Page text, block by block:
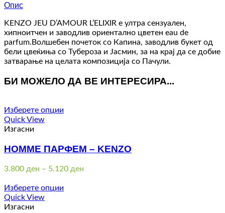
Опис
KENZO JEU D’AMOUR L’ELIXIR e ултра сензуален,
хипноитчен и заводлив ориентално цветен eau de
parfum.Волшебен почеток со Капина, заводлив букет од
бели цвеќиња со Тубероза и Јасмин, за на крај да се добие
затварање на целата композиција со Пачули.
БИ МОЖЕЛО ДА ВЕ ИНТЕРЕСИРА...
Изберете опции
Quick View
Изгасни
HOMME ПАРФЕМ – KENZO
3.800 ден – 5.120 ден
Изберете опции
Quick View
Изгасни